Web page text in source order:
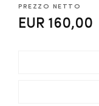
PREZZO NETTO
EUR 160,00